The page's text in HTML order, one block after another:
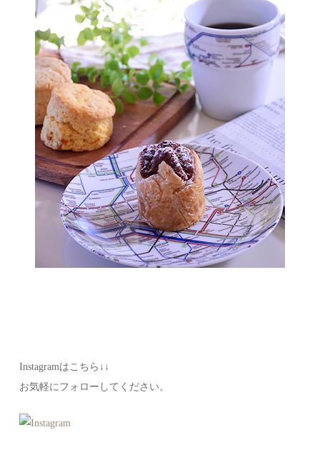
Instagramはこちら↓↓
お気軽にフォローしてください。